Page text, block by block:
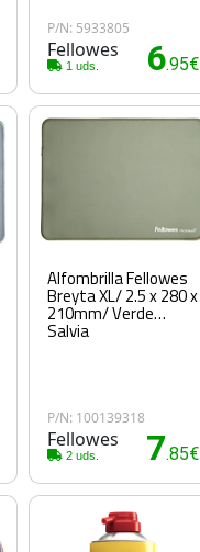
P/N: 5933805
Fellowes
1 uds. 6.95€
Alfombrilla Fellowes
Breyta XL/ 2.5 x 280 x
210mm/ Verde
Salvia
P/N: 100139318
Fellowes
2 uds. 7.85€